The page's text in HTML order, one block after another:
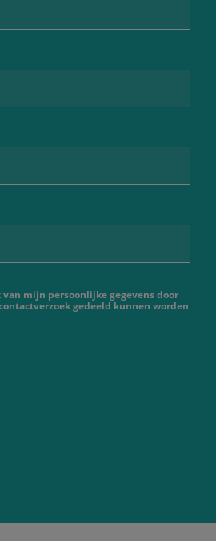
mijn persoonlijke gegevens door
gedeeld kunnen worden